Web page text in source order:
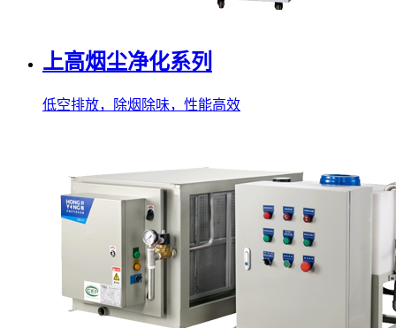
上高烟尘净化系列
低空排放，除烟除味，性能高效